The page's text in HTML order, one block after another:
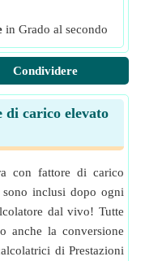
in Grado al secondo
(rad)
Condividere
di carico elevato
con fattore di carico
inclusi dopo ogni
dal vivo! Tutte
anche la conversione
di Prestazioni